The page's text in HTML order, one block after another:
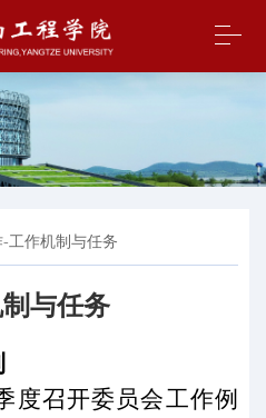
-工作机制与任务
与任务
度召开委员会工作例